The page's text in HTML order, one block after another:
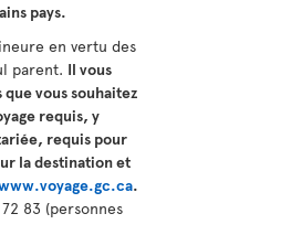
pays.
en vertu des
parent. Il vous
vous souhaitez
requis, y
requis pour
la destination et
.
83 (personnes